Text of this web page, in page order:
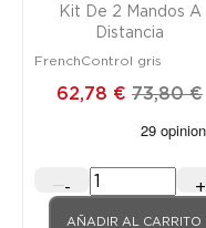
Kit De 2 Mandos A
Distancia
FrenchControl gris
62,78 € 73,80 €
- +
AÑADIR AL CARRITO